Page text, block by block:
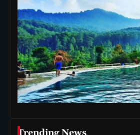
Trending News